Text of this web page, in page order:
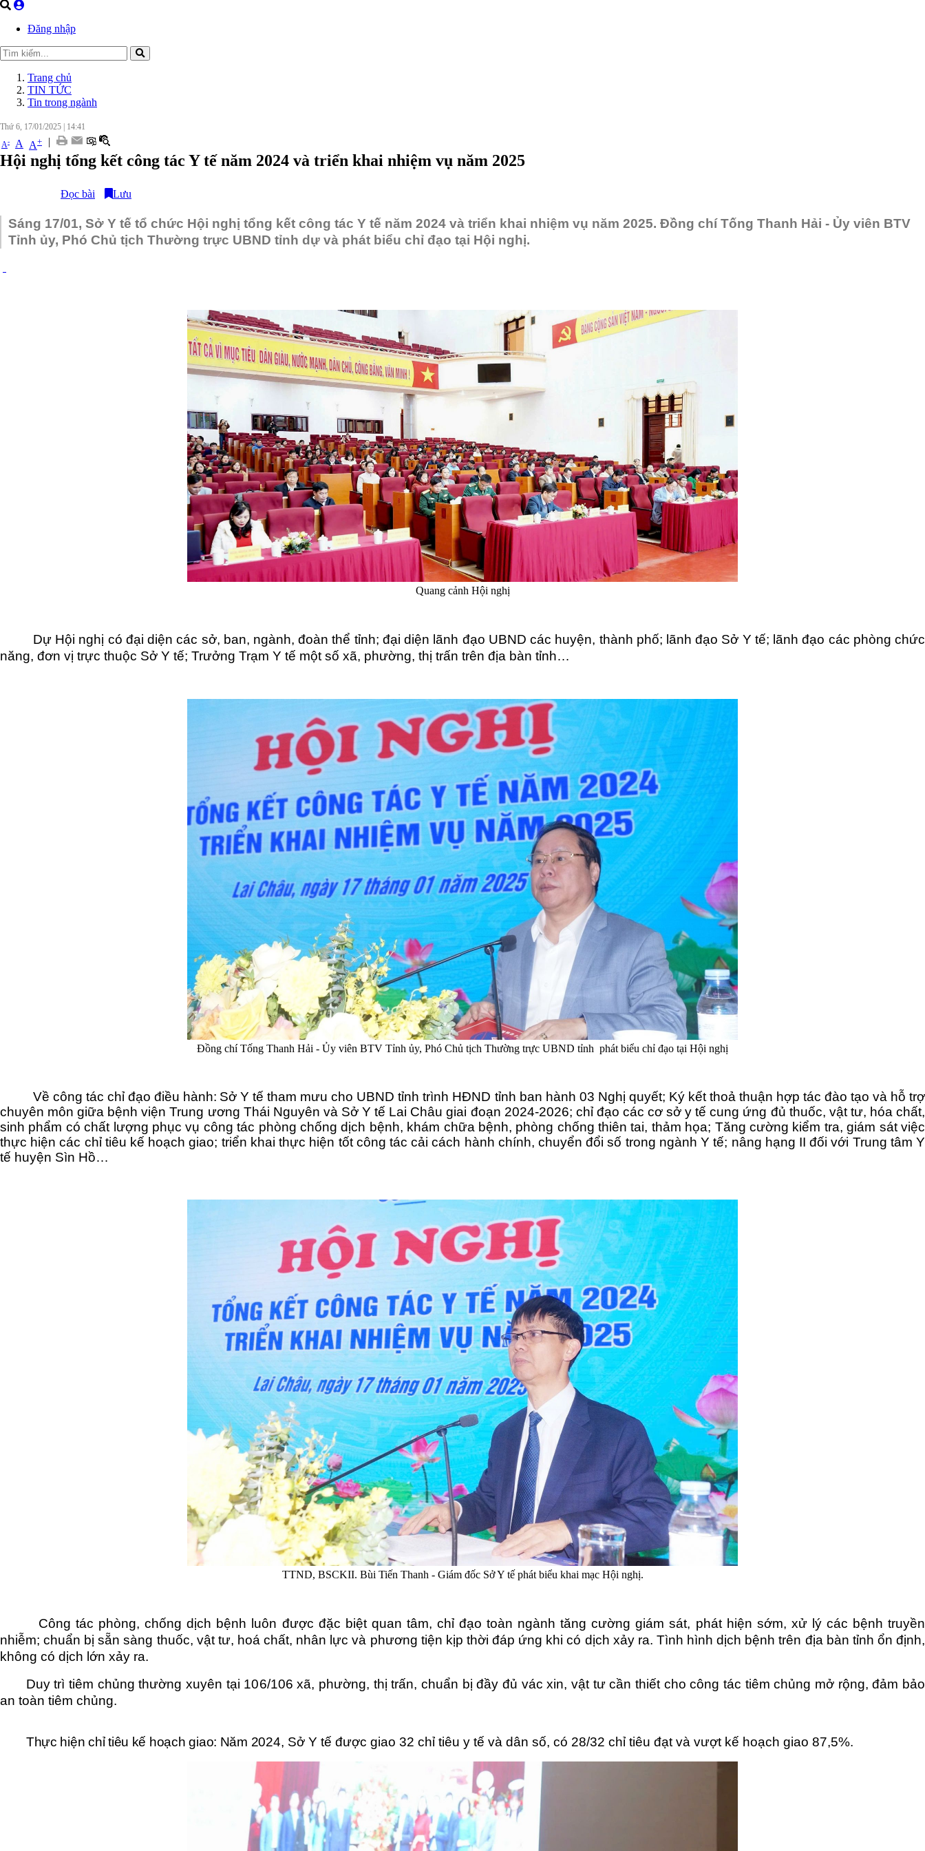
Đăng nhập
Trang chủ
TIN TỨC
Tin trong ngành
Thứ 6, 17/01/2025
14:41
A- A A+ |
Hội nghị tổng kết công tác Y tế năm 2024 và triển khai nhiệm vụ năm 2025
Đọc bài Lưu
Sáng 17/01, Sở Y tế tổ chức Hội nghị tổng kết công tác Y tế năm 2024 và triển khai nhiệm vụ năm 2025. Đồng chí Tống Thanh Hải - Ủy viên BTV
Tỉnh ủy, Phó Chủ tịch Thường trực UBND tỉnh dự và phát biểu chỉ đạo tại Hội nghị.
Quang cảnh Hội nghị
Dự Hội nghị có đại diện các sở, ban, ngành, đoàn thể tỉnh; đại diện lãnh đạo UBND các huyện, thành phố; lãnh đạo Sở Y tế; lãnh đạo các phòng chức
năng, đơn vị trực thuộc Sở Y tế; Trưởng Trạm Y tế một số xã, phường, thị trấn trên địa bàn tỉnh…
Đồng chí Tống Thanh Hải - Ủy viên BTV Tỉnh ủy, Phó Chủ tịch Thường trực UBND tỉnh phát biểu chỉ đạo tại Hội nghị
Về công tác chỉ đạo điều hành: Sở Y tế tham mưu cho UBND tỉnh trình HĐND tỉnh ban hành 03 Nghị quyết; Ký kết thoả thuận hợp tác đào tạo và hỗ trợ
chuyên môn giữa bệnh viện Trung ương Thái Nguyên và Sở Y tế Lai Châu giai đoạn 2024-2026; chỉ đạo các cơ sở y tếcung ứng đủ thuốc, vật tư, hóa chất,
sinh phẩm có chất lượng phục vụ công tác phòng chống dịch bệnh, khám chữa bệnh, phòng chống thiên tai, thảm họa; Tăng cường kiểm tra, giám sát việc
thực hiện các chỉ tiêu kế hoạch giao; triển khai thực hiện tốt công tác cải cách hành chính, chuyển đổi số trong ngành Y tế; nâng hạng II đối với Trung tâm Y
tế huyện Sìn Hồ…
TTND, BSCKII. Bùi Tiến Thanh - Giám đốc Sở Y tế phát biểu khai mạc Hội nghị.
Công tác phòng, chống dịch bệnh luôn được đặc biệt quan tâm, chỉ đạo toàn ngành tăng cườnggiám sát, phát hiện sớm, xử lý các bệnh truyền
nhiễm; chuẩn bị sẵn sàng thuốc, vật tư, hoá chất, nhân lực và phương tiện kịp thời đáp ứng khi có dịch xảy ra. Tình hình dịch bệnh trên địa bàn tỉnh ổn định,
không có dịch lớn xảy ra.
Duy trì tiêm chủng thường xuyên tại 106/106xã, phường, thị trấn, chuẩn bị đầy đủ vác xin, vật tư cần thiết cho công tác tiêm chủng mở rộng, đảm bảo
an toàn tiêm chủng.
Thực hiện chỉ tiêu kế hoạch giao: Năm 2024, Sở Y tế được giao 32 chỉ tiêu y tế và dân số, có 28/32 chỉ tiêu đạt và vượt kế hoạch giao 87,5%.